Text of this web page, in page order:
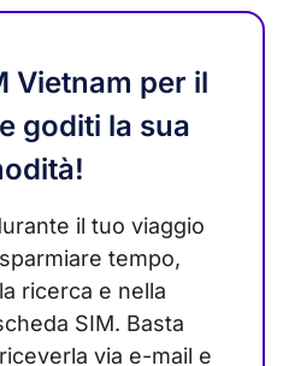
Vietnam per il
goditi la sua
il tuo viaggio
tempo,
ricerca e nella
SIM. Basta
via e-mail e